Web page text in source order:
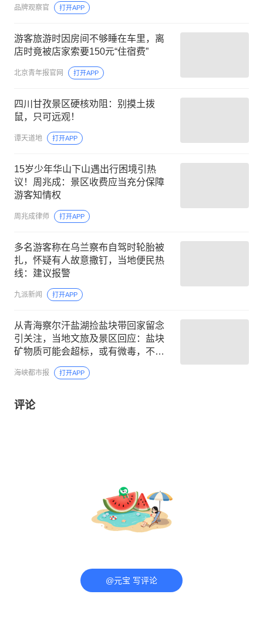
品牌观察官 打开APP
游客旅游时因房间不够睡在车里，离
店时竟被店家索要150元“住宿费”
北京青年报官网 打开APP
四川甘孜景区硬核劝阻：别摸土拨
鼠，只可远观！
谭天道地 打开APP
15岁少年华山下山遇出行困境引热
议！周兆成：景区收费应当充分保障
游客知情权
周兆成律师 打开APP
多名游客称在乌兰察布自驾时轮胎被
扎，怀疑有人故意撒钉，当地便民热
线：建议报警
九派新闻 打开APP
从青海察尔汗盐湖捡盐块带回家留念
引关注，当地文旅及景区回应：盐块
矿物质可能会超标，或有微毒，不建
海峡都市报 打开APP
评论
@元宝 写评论